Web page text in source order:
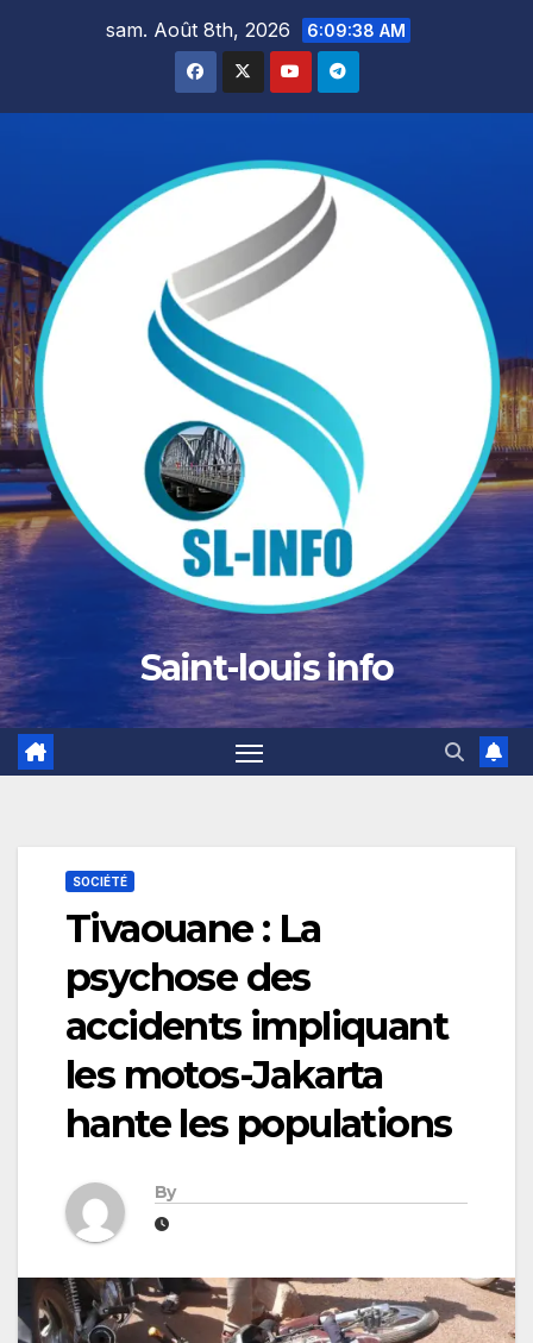
sam. Août 8th, 2026 6:09:40 AM
Saint-louis info
SOCIÉTÉ
Tivaouane : La
psychose des
accidents impliquant
les motos-Jakarta
hante les populations
By